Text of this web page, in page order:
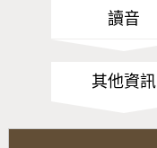
讀音
其他資訊